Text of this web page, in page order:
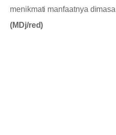
menikmati manfaatnya
(MDj/red)